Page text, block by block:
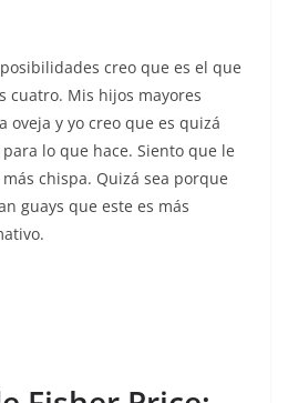
creo que es el que
cuatro. Mis hijos mayores
oveja y yo creo que es quizá
lo que hace. Siento que le
chispa. Quizá sea porque
guays que este es más